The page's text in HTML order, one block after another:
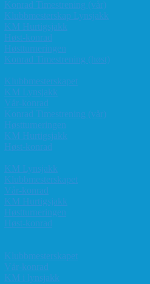
Konrad Timestrening (vår)
Klubbmesterskap Lynsjakk
KM Hurtigsjakk
Høst-konrad
Høstturneringen
Konrad Timestrening (høst)
Klubbmesterskapet
KM Lynsjakk
Vår-konrad
Konrad Timestrening (vår)
Høstturneringen
KM Hurtigsjakk
Høst-konrad
KM Lynsjakk
Klubbmesterskapet
Vår-konrad
KM Hurtigsjakk
Høstturneringen
Høst-konrad
Klubbmesterskapet
Vår-konrad
KM i lynsjakk